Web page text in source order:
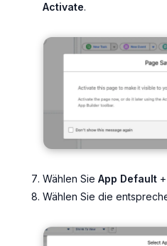
Activate.
Wählen Sie App Default +
Wählen Sie die